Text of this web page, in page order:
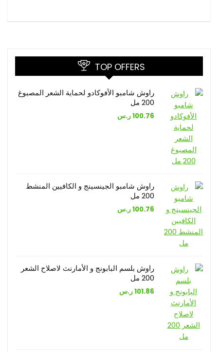
TOP OFFERS
راوش شامبو الأفوكادو لحماية الشعر المصبوغ
200 مل
100.76ر.س
راوش شامبو الجينسينج و الكافيين المنشط
200 مل
100.76ر.س
راوش بلسم البابونج و الأمارنث لاصلاح الشعر
200 مل
101.86ر.س